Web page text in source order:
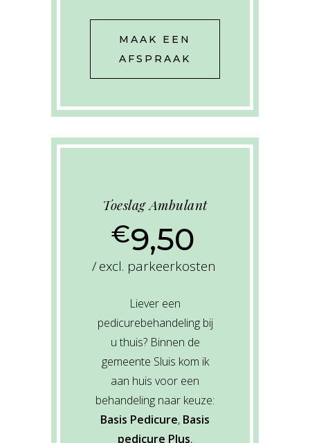
MAAK EEN
AFSPRAAK
Toeslag Ambulant
€9,50
excl. parkeerkosten
Liever een
pedicurebehandeling bij
u thuis? Binnen de
gemeente Sluis kom ik
aan huis voor een
behandeling naar keuze:
Basis Pedicure, Basis
pedicure Plus,